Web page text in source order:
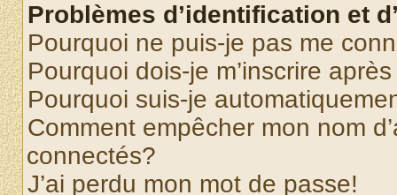
Problèmes d’identification et
Pourquoi ne puis-je pas me
Pourquoi dois-je m’inscrire
Pourquoi suis-je
Comment empêcher mon nom
connectés?
J’ai perdu mon mot de passe!